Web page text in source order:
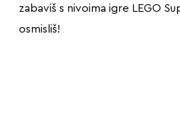
zabaviš s nivoima igre LEGO
osmisliš!